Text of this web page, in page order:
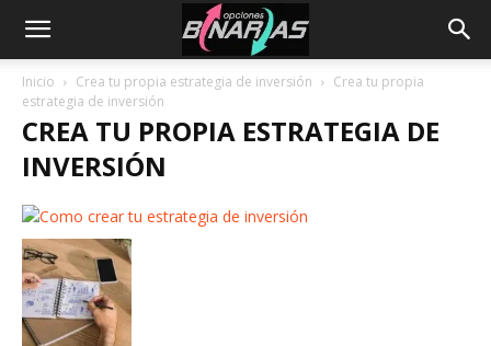
Inicio Crea tu propia estrategia de inversión
Crea tu propia
estrategia de inversión
CREA TU PROPIA ESTRATEGIA DE
INVERSIÓN